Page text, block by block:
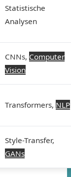
Statistische
Analysen
CNNs, Computer
Vision
Transformers, NLP
Style-Transfer,
GANs